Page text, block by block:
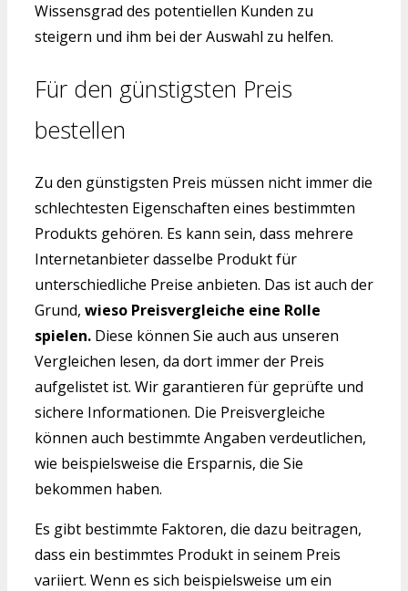
Wissensgrad des potentiellen Kunden zu
steigern und ihm bei der Auswahl zu helfen.
Für den günstigsten Preis
bestellen
Zu den günstigsten Preis müssen nicht immer die
schlechtesten Eigenschaften eines bestimmten
Produkts gehören. Es kann sein, dass mehrere
Internetanbieter dasselbe Produkt für
unterschiedliche Preise anbieten. Das ist auch der
Grund, wieso Preisvergleiche eine Rolle
spielen. Diese können Sie auch aus unseren
Vergleichen lesen, da dort immer der Preis
aufgelistet ist. Wir garantieren für geprüfte und
sichere Informationen. Die Preisvergleiche
können auch bestimmte Angaben verdeutlichen,
wie beispielsweise die Ersparnis, die Sie
bekommen haben.
Es gibt bestimmte Faktoren, die dazu beitragen,
dass ein bestimmtes Produkt in seinem Preis
variiert. Wenn es sich beispielsweise um ein